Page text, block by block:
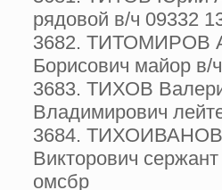
рядовой в/ч 09332
3682. ТИТОМИРОВ
Борисович майор в/
3683. ТИХОВ
Владимирович
3684. ТИХОИВАНОВ
Викторович
омсбр